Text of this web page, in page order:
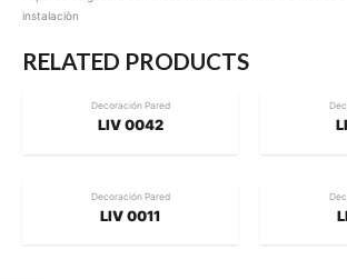
instalaciòn
RELATED PRODUCTS
Decoración Pared
LIV 0042
Decoración Pared
LIV 0011